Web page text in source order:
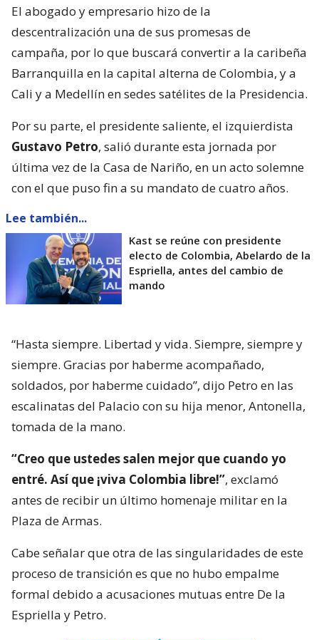
El abogado y empresario hizo de la
descentralización una de sus promesas de
campaña, por lo que buscará convertir a la caribeña
Barranquilla en la capital alterna de Colombia, y a
Cali y a Medellín en sedes satélites de la Presidencia.
Por su parte, el presidente saliente, el izquierdista
Gustavo Petro, salió durante esta jornada por
última vez de la Casa de Nariño, en un acto solemne
con el que puso fin a su mandato de cuatro años.
Lee también...
Kast se reúne con presidente
electo de Colombia, Abelardo de la
Espriella, antes del cambio de
mando
“Hasta siempre. Libertad y vida. Siempre, siempre y
siempre. Gracias por haberme acompañado,
soldados, por haberme cuidado”, dijo Petro en las
escalinatas del Palacio con su hija menor, Antonella,
tomada de la mano.
“Creo que ustedes salen mejor que cuando yo
entré. Así que ¡viva Colombia libre!”, exclamó
antes de recibir un último homenaje militar en la
Plaza de Armas.
Cabe señalar que otra de las singularidades de este
proceso de transición es que no hubo empalme
formal debido a acusaciones mutuas entre De la
Espriella y Petro.